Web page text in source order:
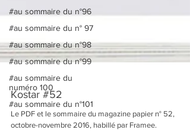
#au sommaire du n°96
#au sommaire du n° 97
#au sommaire du n°98
#au sommaire du n°99
#au sommaire du
numéro 100
#au sommaire du n°101
Kostar #52